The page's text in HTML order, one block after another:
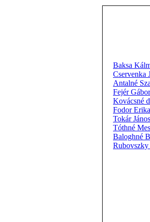
Baksa
Cservenka
Antalné
Fejér
Kovácsné
Fodor Erika
Tokár
Tóthné
Baloghné
Rubovszky